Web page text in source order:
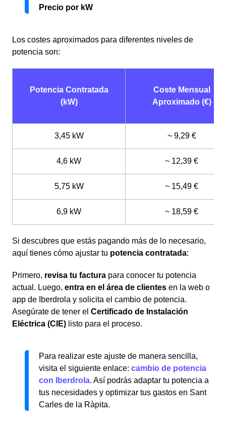
Precio por kW
Los costes aproximados para diferentes niveles de
potencia son:
Potencia Contratada
(kW)
Coste Mensual
Aproximado (€)
3,45 kW ~ 9,29 €
4,6 kW ~ 12,39 €
5,75 kW ~ 15,49 €
6,9 kW ~ 18,59 €
Si descubres que estás pagando más de lo necesario,
aquí tienes cómo ajustar tu potencia contratada:
Primero, revisa tu factura para conocer tu potencia
actual. Luego, entra en el área de clientes en la web o
app de Iberdrola y solicita el cambio de potencia.
Asegúrate de tener el Certificado de Instalación
Eléctrica (CIE) listo para el proceso.
Para realizar este ajuste de manera sencilla,
visita el siguiente enlace: cambio de potencia
con Iberdrola. Así podrás adaptar tu potencia a
tus necesidades y optimizar tus gastos en Sant
Carles de la Ràpita.